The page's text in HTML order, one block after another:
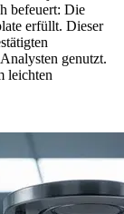
befeuert: Die
erfüllt. Dieser
genutzt.
leichten